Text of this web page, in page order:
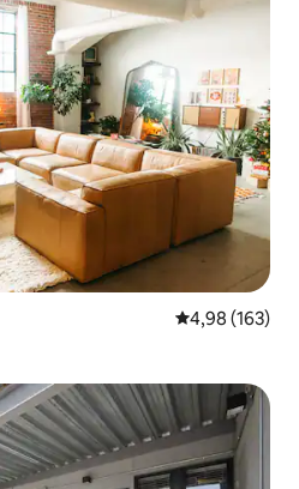
Gemiddelde
4,98 (163)